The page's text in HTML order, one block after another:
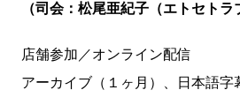
（司会：松尾亜紀子（エトセトラ
店舗参加／オンライン配信
アーカイブ（１ヶ月）、日本語字